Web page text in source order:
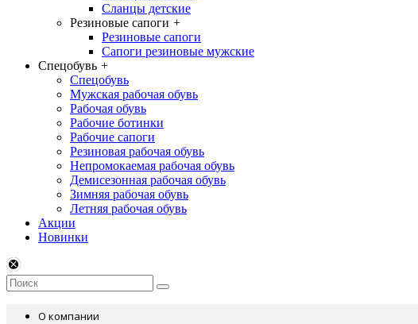
Сланцы детские
Резиновые сапоги +
Резиновые сапоги
Сапоги резиновые мужские
Спецобувь +
Спецобувь
Мужская рабочая обувь
Рабочая обувь
Рабочие ботинки
Рабочие сапоги
Резиновая рабочая обувь
Непромокаемая рабочая обувь
Демисезонная рабочая обувь
Зимняя рабочая обувь
Летняя рабочая обувь
Акции
Новинки
О компании